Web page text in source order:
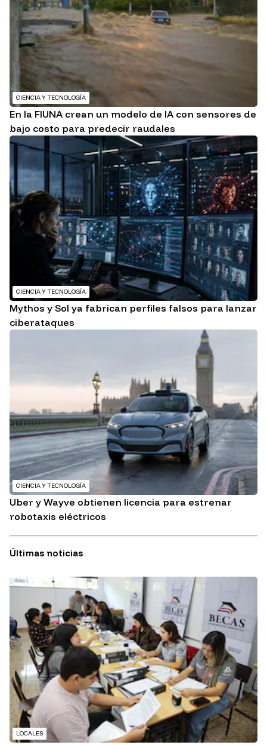
CIENCIA Y TECNOLOGÍA
En la FIUNA crean un modelo de IA con sensores de
bajo costo para predecir raudales
CIENCIA Y TECNOLOGÍA
Mythos y Sol ya fabrican perfiles falsos para lanzar
ciberataques
CIENCIA Y TECNOLOGÍA
Uber y Wayve obtienen licencia para estrenar
robotaxis eléctricos
Últimas noticias
LOCALES